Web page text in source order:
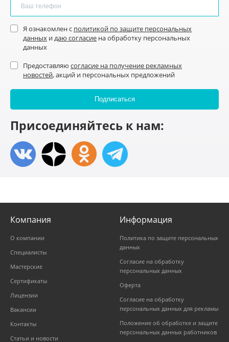
Я ознакомлен с политикой по защите персональных
данных идаю согласие на обработку персональных
данных
Предоставляю согласие на получение рекламных
новостей, акций и персональных предложений
Присоединяйтесь к нам:
Компания
О компании
Специалисты
Мастерские
Сертификаты
Лицензии
Вакансии
Контакты
Статьи и новости
Информация
Политика по защите персональных
данных
Согласие на обработку
персональных данных
Оферта
Согласие на обработку
персональных данных для рекламы
Положение об обработке и защите
персональных данных работников